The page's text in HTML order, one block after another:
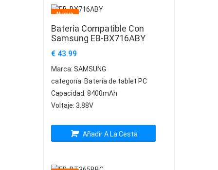
Nuevo
Batería Compatible Con
Samsung EB-BX716ABY
€ 43.99
Marca: SAMSUNG
categoría: Batería de tablet PC
Capacidad: 8400mAh
Voltaje: 3.88V
Añadir A La Cesta